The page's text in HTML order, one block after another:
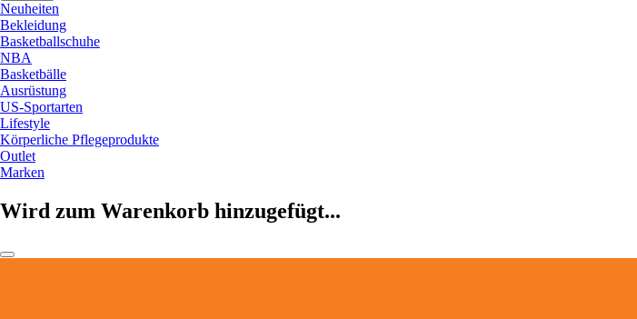
Neuheiten
Bekleidung
Basketballschuhe
NBA
Basketbälle
Ausrüstung
US-Sportarten
Lifestyle
Körperliche Pflegeprodukte
Outlet
Marken
Wird zum Warenkorb hinzugefügt...